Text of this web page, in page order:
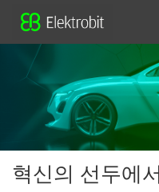
혁신의 선두에서